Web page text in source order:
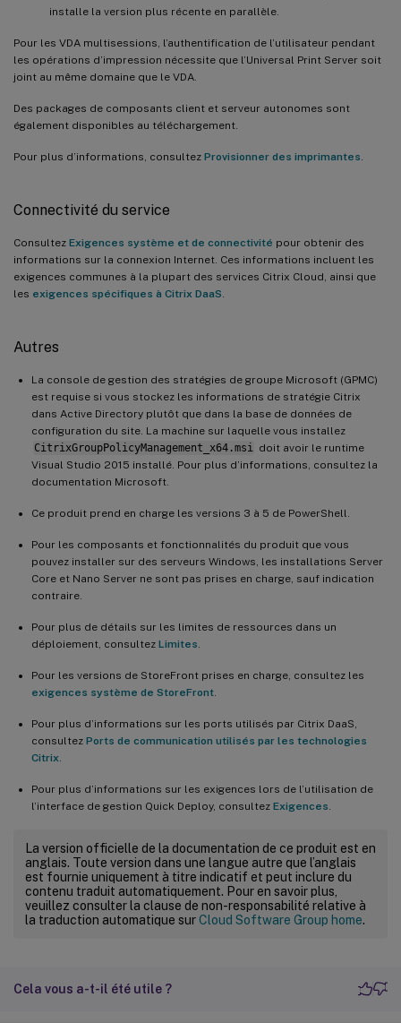
installe la version plus récente en parallèle.
Pour les VDA multisessions, l’authentification de l’utilisateur pendant
les opérations d’impression nécessite que l’Universal Print Server soit
joint au même domaine que le VDA.
Des packages de composants client et serveur autonomes sont
également disponibles au téléchargement.
Pour plus d’informations, consultez Provisionner des imprimantes
Connectivité du service
Consultez Exigences système et de connectivité pour obtenir des
informations sur la connexion Internet. Ces informations incluent les
exigences communes à la plupart des services Citrix Cloud, ainsi que
les exigences spécifiques à Citrix DaaS
Autres
La console de gestion des stratégies de groupe Microsoft (GPMC)
est requise si vous stockez les informations de stratégie Citrix
dans Active Directory plutôt que dans la base de données de
configuration du site. La machine sur laquelle vous installez
CitrixGroupPolicyManagement_x64.msi
doit avoir le runtime
Visual Studio 2015 installé. Pour plus d’informations, consultez la
documentation Microsoft.
Ce produit prend en charge les versions 3 à 5 de PowerShell.
Pour les composants et fonctionnalités du produit que vous
pouvez installer sur des serveurs Windows, les installations Server
Core et Nano Server ne sont pas prises en charge, sauf indication
contraire.
Pour plus de détails sur les limites de ressources dans un
déploiement, consultez Limites
Pour les versions de StoreFront prises en charge, consultez les
exigences système de StoreFront
Pour plus d’informations sur les ports utilisés par Citrix DaaS,
consultez Ports de communication utilisés par les technologies
Citrix
Pour plus d’informations sur les exigences lors de l’utilisation de
l’interface de gestion Quick Deploy, consultez Exigences
La version officielle de la documentation de ce produit est en
anglais. Toute version dans une langue autre que l’anglais
est fournie uniquement à titre indicatif et peut inclure du
contenu traduit automatiquement. Pour en savoir plus,
veuillez consulter la clause de non-responsabilité relative à
la traduction automatique surCloud Software Group home.
Cela vous a-t-il été utile ?